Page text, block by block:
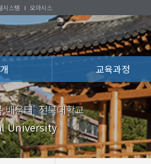
시스템 오아시스
교육과정
배움터' 전북대학교
University